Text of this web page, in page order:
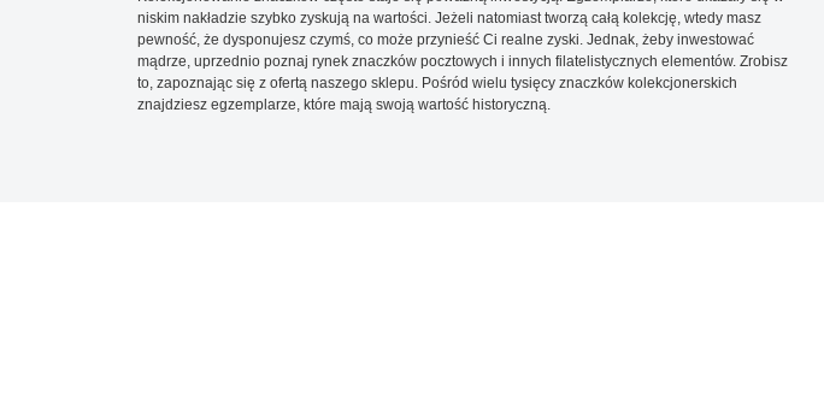
niskim nakładzie szybko zyskują na wartości. Jeżeli natomiast tworzą całą kolekcję, wtedy masz
pewność, że dysponujesz czymś, co może przynieść Ci realne zyski. Jednak, żeby inwestować
mądrze, uprzednio poznaj rynek znaczków pocztowych i innych filatelistycznych elementów. Zrobisz
to, zapoznając się z ofertą naszego sklepu. Pośród wielu tysięcy znaczków kolekcjonerskich
znajdziesz egzemplarze, które mają swoją wartość historyczną.